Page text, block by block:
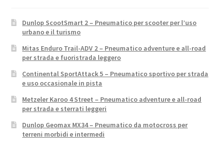
Dunlop ScootSmart 2 – Pneumatico per scooter per l’uso
urbano e il turismo
Mitas Enduro Trail-ADV 2 – Pneumatico adventure e all-road
per strada e fuoristrada leggero
Continental SportAttack 5 – Pneumatico sportivo per strada
e uso occasionale in pista
Metzeler Karoo 4 Street – Pneumatico adventure e all-road
per strada e sterrati leggeri
Dunlop Geomax MX34 – Pneumatico da motocross per
terreni morbidi e intermedi